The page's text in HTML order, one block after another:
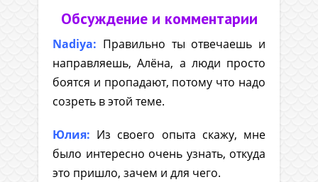
Обсуждение и комментарии
Nadiya: Правильно ты отвечаешь и
направляешь, Алёна, а люди просто
боятся и пропадают, потому что надо
созреть в этой теме.
Юлия: Из своего опыта скажу, мне
было интересно очень узнать, откуда
это пришло, зачем и для чего.